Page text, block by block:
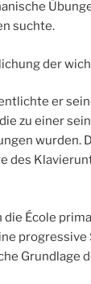
suchte.
der
er
zu einer
wurden.
des
École
progressive
Grundlage